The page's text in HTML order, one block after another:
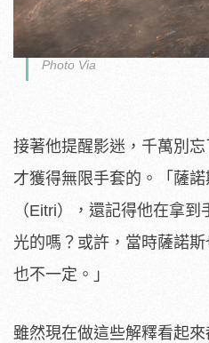
Photo Via
接著他提醒影迷，千萬別
才獲得無限手套的。「薩
（Eitri），還記得他在拿
光的嗎？或許，當時薩諾
也不一定。」
雖然現在做這些解釋看起